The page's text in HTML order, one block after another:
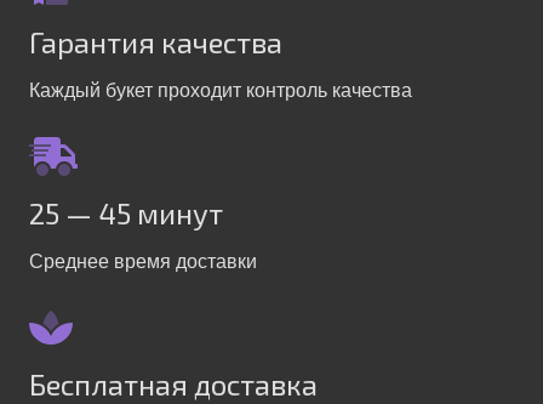
Гарантия качества
Каждый букет проходит контроль качества
25 — 45 минут
Среднее время доставки
Бесплатная доставка